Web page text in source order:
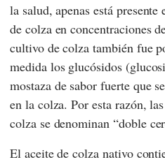
la salud, apenas está
de colza en concentraciones
cultivo de colza también fue
medida los glucósidos
mostaza de sabor fuerte que
en la colza. Por esta razón,
colza se denominan “doble
El aceite de colza nativo